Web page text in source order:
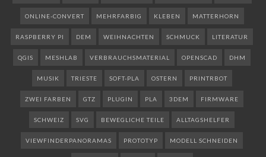
ONLINE-CONVERT MEHRFARBIG KLEBEN MATTERHORN
RASPBERRY PI DEM WEIHNACHTEN SCHMUCK LITERATUR
QGIS MESHLAB VERBRAUCHSMATERIAL OPENSCAD DHM
MUSIK TRIESTE SOFT-PLA OSTERN PRINTRBOT
ZWEI FARBEN GTZ PLUGIN PLA 3DEM FIRMWARE
SCHWEIZ SVG BEWEGLICHE TEILE ALLTAGSHELFER
VIEWFINDERPANORAMAS PROTOTYP MODELL SCHNEIDEN